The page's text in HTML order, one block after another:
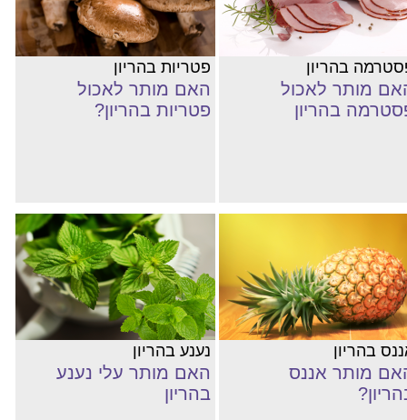
בהריון
מותר לאכול
בהריון
פטריות בהריון
האם מותר לאכול
פטריות בהריון?
בהריון
מותר אננס
נענע בהריון
האם מותר עלי נענע
בהריון